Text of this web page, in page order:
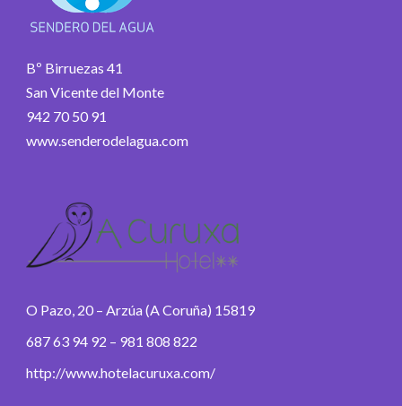
Bº Birruezas 41
San Vicente del Monte
942 70 50 91
www.senderodelagua.com
O Pazo, 20 – Arzúa (A Coruña) 15819
687 63 94 92 – 981 808 822
http://www.hotelacuruxa.com/